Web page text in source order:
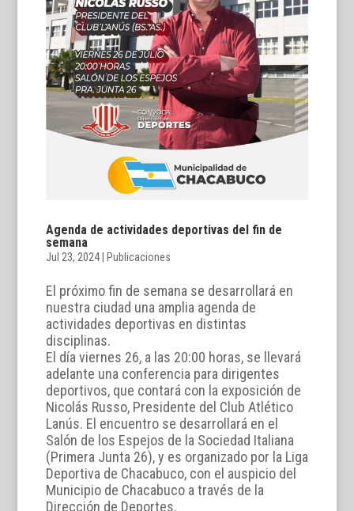
Agenda de actividades deportivas del fin de
semana
Jul 23, 2024| Publicaciones
El próximo fin de semana se desarrollará en
nuestra ciudad una amplia agenda de
actividades deportivas en distintas
disciplinas.
El día viernes 26, a las 20:00 horas, se llevará
adelante una conferencia para dirigentes
deportivos, que contará con la exposición de
Nicolás Russo, Presidente del Club Atlético
Lanús. El encuentro se desarrollará en el
Salón de los Espejos de la Sociedad Italiana
(Primera Junta 26), y es organizado por la Liga
Deportiva de Chacabuco, con el auspicio del
Municipio de Chacabuco a través de la
Dirección de Deportes.